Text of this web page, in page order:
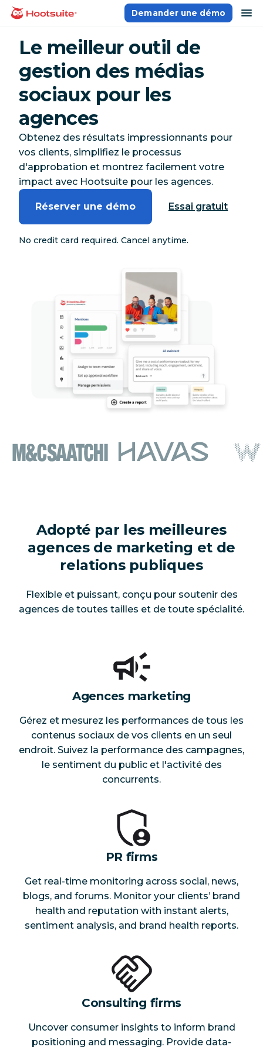
Aller
Accueil
Demander une démo
Le meilleur outil de
gestion des médias
sociaux pour les
agences
Obtenez des résultats impressionnants pour
vos clients, simplifiez le processus
d'approbation et montrez facilement votre
impact avec Hootsuite pour les agences.
Réserver une démo Essai gratuit
No credit card required. Cancel anytime.
Adopté par les meilleures
agences de marketing et de
relations publiques
Flexible et puissant, conçu pour soutenir des
agences de toutes tailles et de toute spécialité.
Agences marketing
Gérez et mesurez les performances de tous les
contenus sociaux de vos clients en un seul
endroit. Suivez la performance des campagnes,
le sentiment du public et l'activité des
concurrents.
PR firms
Get real-time monitoring across social, news,
blogs, and forums. Monitor your clients’ brand
health and reputation with instant alerts,
sentiment analysis, and brand health reports.
Consulting firms
Uncover consumer insights to inform brand
positioning and messaging. Provide data-